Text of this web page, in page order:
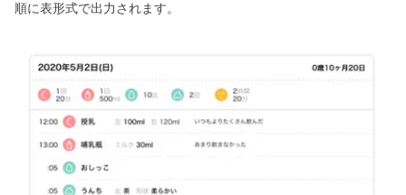
順に表形式で出力されます。